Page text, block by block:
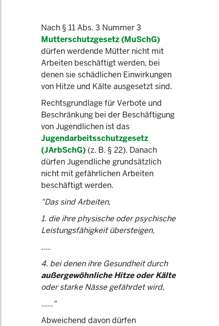
Nach § 11 Abs. 3 Nummer 3
Mutterschutzgesetz (MuSchG)
dürfen werdende Mütter nicht mit
Arbeiten beschäftigt werden, bei
denen sie schädlichen Einwirkungen
von Hitze und Kälte ausgesetzt sind.
Rechtsgrundlage für Verbote und
Beschränkung bei der Beschäftigung
von Jugendlichen ist das
Jugendarbeitsschutzgesetz
(JArbSchG) (z. B. § 22). Danach
dürfen Jugendliche grundsätzlich
nicht mit gefährlichen Arbeiten
beschäftigt werden.
"Das sind Arbeiten,
1. die ihre physische oder psychische
Leistungsfähigkeit übersteigen,
.....
4. bei denen ihre Gesundheit durch
außergewöhnliche Hitze oder Kälte
oder starke Nässe gefährdet wird,
......"
Abweichend davon dürfen